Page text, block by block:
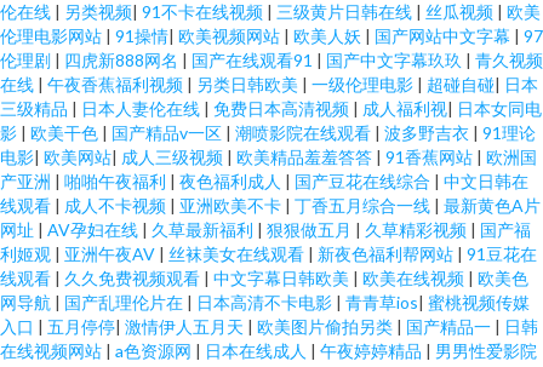
伦在线 | 另类视频| 91不卡在线视频 | 三级黄片日韩在线 | 丝瓜视频 | 欧美
伦理电影网站 | 91操情| 欧美视频网站 | 欧美人妖 | 国产网站中文字幕 | 97
伦理剧 | 四虎新888网名 | 国产在线观看91 | 国产中文字幕玖玖 | 青久视频
在线 | 午夜香蕉福利视频 | 另类日韩欧美 | 一级伦理电影 | 超碰自碰| 日本
三级精品 | 日本人妻伦在线 | 免费日本高清视频 | 成人福利视| 日本女同电
影 | 欧美干色 | 国产精品v一区 | 潮喷影院在线观看 | 波多野吉衣 | 91理论
电影| 欧美网站| 成人三级视频 | 欧美精品羞羞答答 | 91香蕉网站 | 欧洲国
产亚洲 | 啪啪午夜福利 | 夜色福利成人 | 国产豆花在线综合 | 中文日韩在
线观看 | 成人不卡视频 | 亚洲欧美不卡 | 丁香五月综合一线 | 最新黄色A片
网址 | AV孕妇在线 | 久草最新福利 | 狠狠做五月 | 久草精彩视频 | 国产福
利姬观 | 亚洲午夜AV | 丝袜美女在线观看 | 新夜色福利帮网站 | 91豆花在
线观看 | 久久免费视频观看 | 中文字幕日韩欧美 | 欧美在线视频 | 欧美色
网导航 | 国产乱理伦片在 | 日本高清不卡电影 | 青青草ios| 蜜桃视频传媒
入口 | 五月停停| 激情伊人五月天 | 欧美图片偷拍另类 | 国产精品一 | 日韩
在线视频网站 | a色资源网 | 日本在线成人 | 午夜婷婷精品 | 男男性爱影院